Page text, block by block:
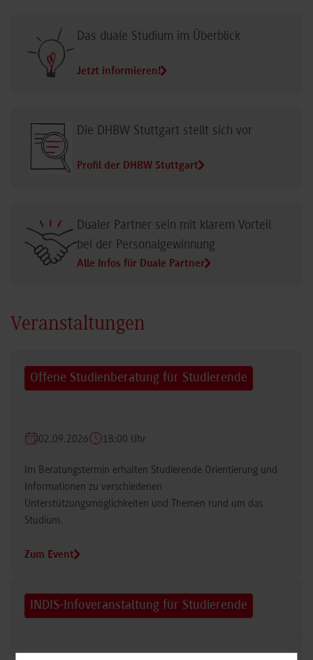
Das duale Studium im Überblick
Jetzt informieren!
Die DHBW Stuttgart stellt sich vor
Profil der DHBW Stuttgart
Dualer Partner sein mit klarem Vorteil
bei der Personalgewinnung
Alle Infos für Duale Partner
Veranstaltungen
Offene Studienberatung für Studierende
02.09.2026 18:00 Uhr
Im Beratungstermin erhalten Studierende Orientierung und
Informationen zu verschiedenen
Unterstützungsmöglichkeiten und Themen rund um das
Studium.
Zum Event
INDIS-Infoveranstaltung für Studierende